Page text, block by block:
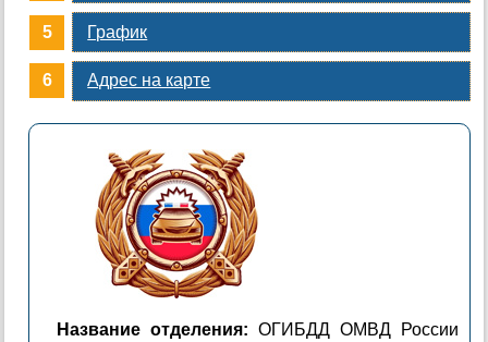
График
Адрес на карте
Название отделения: ОГИБДД ОМВД России